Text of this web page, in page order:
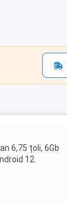
6,75 țoli, 6Gb
12.